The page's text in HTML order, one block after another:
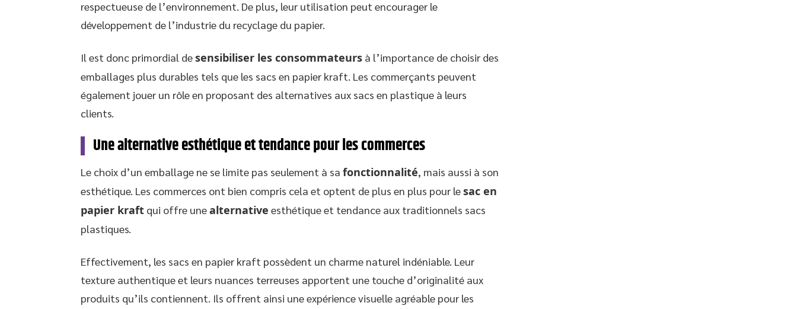
respectueuse de l’environnement. De plus, leur utilisation peut encourager le
développement de l’industrie du recyclage du papier.
Il est donc primordial desensibiliser les consommateurs à l’importance de choisir des
emballages plus durables tels que les sacs en papier kraft. Les commerçants peuvent
également jouer un rôle en proposant des alternatives aux sacs en plastique à leurs
clients.
Une alternative esthétique et tendance pour les commerces
Le choix d’un emballage ne se limite pas seulement à sa fonctionnalité, mais aussi à son
esthétique. Les commerces ont bien compris cela et optent de plus en plus pour lesac en
papier kraft qui offre unealternative esthétique et tendance aux traditionnels sacs
plastiques.
Effectivement, les sacs en papier kraft possèdent un charme naturel indéniable. Leur
texture authentique et leurs nuances terreuses apportent une touche d’originalité aux
produits qu’ils contiennent. Ils offrent ainsi une expérience visuelle agréable pour les